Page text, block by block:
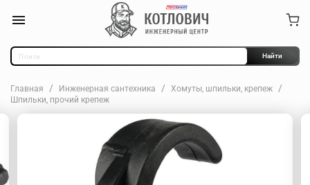
Найти
Главная Инженерная сантехника
Хомуты, шпильки, крепеж
Шпильки, прочий крепеж